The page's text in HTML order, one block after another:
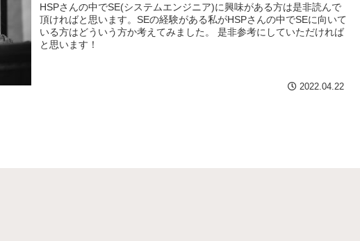
HSPさんの中でSE(システムエンジニア)に興味がある方は是非読んで
頂ければと思います。SEの経験がある私がHSPさんの中でSEに向いて
いる方はどういう方か考えてみました。 是非参考にしていただければ
と思います！
2022.04.22